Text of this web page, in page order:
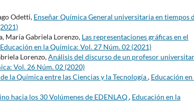
Odetti, Enseñar Química General universitaria en tiempos
María Gabriela Lorenzo, Las representaciones gráficas en el
Educación en la Química: Vol. 27 Núm. 02 (2021)
Lorenzo,Análisis del discurso de un profesor
Vol. 26 Núm. 02 (2020)
la Química entre las Ciencias y la Tecnología, Educación en
hacia los 30 Volúmenes de EDENLAQ, Educación en la